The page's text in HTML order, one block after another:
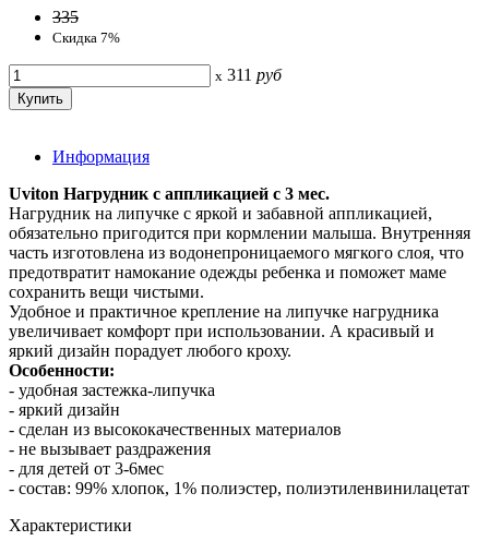
335
Скидка 7%
x 311 руб
Информация
Uviton Нагрудник с аппликацией с 3 мес.
Нагрудник на липучке с яркой и забавной аппликацией,
обязательно пригодится при кормлении малыша. Внутренняя
часть изготовлена из водонепроницаемого мягкого слоя, что
предотвратит намокание одежды ребенка и поможет маме
сохранить вещи чистыми.
Удобное и практичное крепление на липучке нагрудника
увеличивает комфорт при использовании. А красивый и
яркий дизайн порадует любого кроху.
Особенности:
- удобная застежка-липучка
- яркий дизайн
- сделан из высококачественных материалов
- не вызывает раздражения
- для детей от 3-6мес
- состав: 99% хлопок, 1% полиэстер, полиэтиленвинилацетат
Характеристики